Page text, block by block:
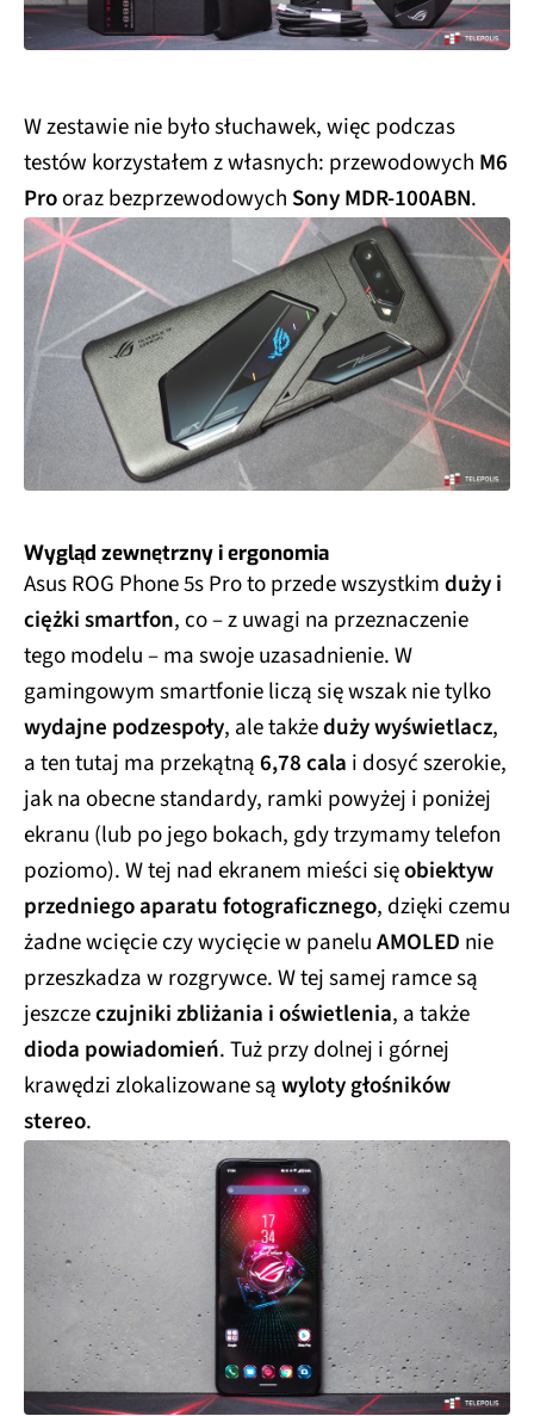
W zestawie nie było słuchawek, więc podczas
testów korzystałem z własnych: przewodowych M6
Prooraz bezprzewodowych Sony MDR-100ABN.
Wygląd zewnętrzny i ergonomia
Asus ROG Phone 5s Pro to przede wszystkimduży i
ciężki smartfon, co – z uwagi na przeznaczenie
tego modelu – ma swoje uzasadnienie. W
gamingowym smartfonie liczą się wszak nie tylko
wydajne podzespoły, ale takżeduży wyświetlacz,
a ten tutaj ma przekątną6,78 cala i dosyć szerokie,
jak na obecne standardy, ramki powyżej i poniżej
ekranu (lub po jego bokach, gdy trzymamy telefon
poziomo). W tej nad ekranem mieści sięobiektyw
przedniego aparatu fotograficznego, dzięki czemu
żadne wcięcie czy wycięcie w paneluAMOLED nie
przeszkadza w rozgrywce. W tej samej ramce są
jeszczeczujniki zbliżania i oświetlenia, a także
dioda powiadomień. Tuż przy dolnej i górnej
krawędzi zlokalizowane sąwyloty głośników
stereo.